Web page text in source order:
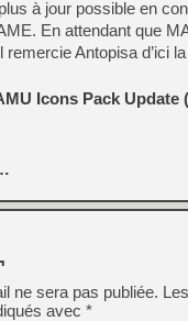
à jour possible en
En attendant que
remercie Antopisa d’ici
Icons Pack Update
ne sera pas publiée.
avec *